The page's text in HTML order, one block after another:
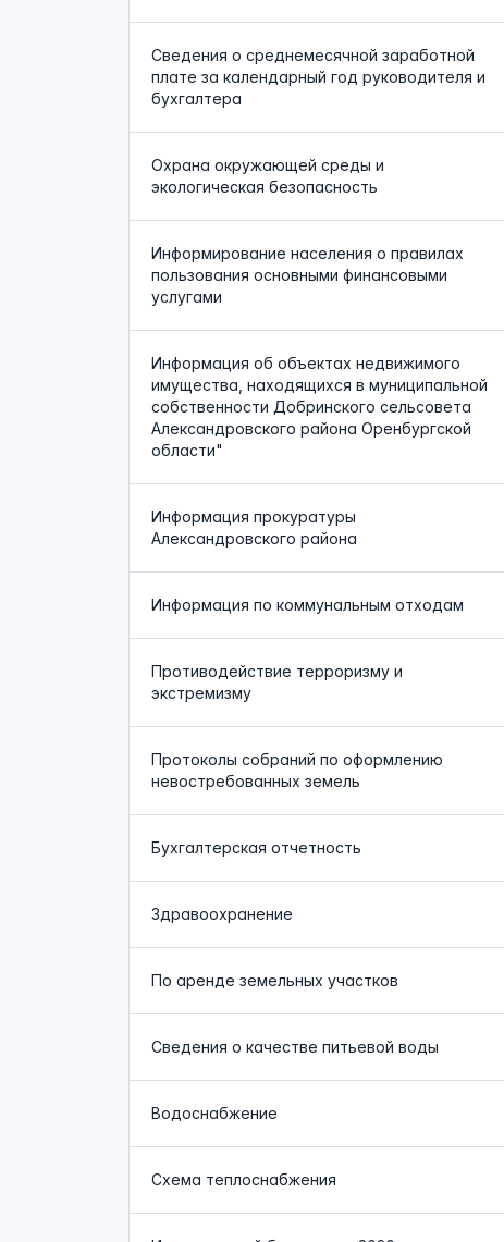
Сведения о среднемесячной заработной
плате за календарный год руководителя и
бухгалтера
Охрана окружающей среды и
экологическая безопасность
Информирование населения о правилах
пользования основными финансовыми
услугами
Информация об объектах недвижимого
имущества, находящихся в муниципальной
собственности Добринского сельсовета
Александровского района Оренбургской
области"
Информация прокуратуры
Александровского района
Информация по коммунальным отходам
Противодействие терроризму и
экстремизму
Протоколы собраний по оформлению
невостребованных земель
Бухгалтерская отчетность
Здравоохранение
По аренде земельных участков
Сведения о качестве питьевой воды
Водоснабжение
Схема теплоснабжения